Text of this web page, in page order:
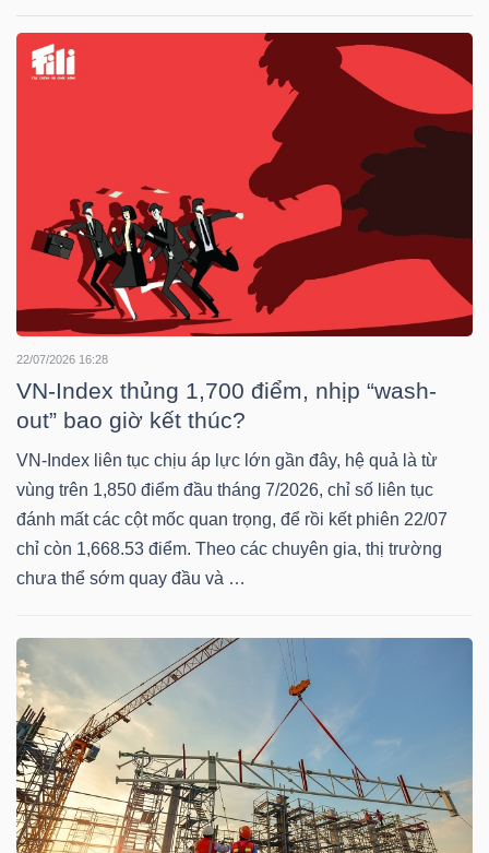
22/07/2026 16:28
VN-Index thủng 1,700 điểm, nhịp “wash-
out” bao giờ kết thúc?
VN-Index liên tục chịu áp lực lớn gần đây, hệ quả là từ
vùng trên 1,850 điểm đầu tháng 7/2026, chỉ số liên tục
đánh mất các cột mốc quan trọng, để rồi kết phiên 22/07
chỉ còn 1,668.53 điểm. Theo các chuyên gia, thị trường
chưa thể sớm quay đầu và …
BẤT
ĐỘNG
TÀI
CHÍNH
HÀNG
HÓA
THẾ
GIỚI